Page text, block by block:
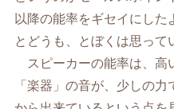
以降の能率をギセイにした
とどうも、とぼくは思って
スピーカーの能率は、高
「楽器」の音が、少しの